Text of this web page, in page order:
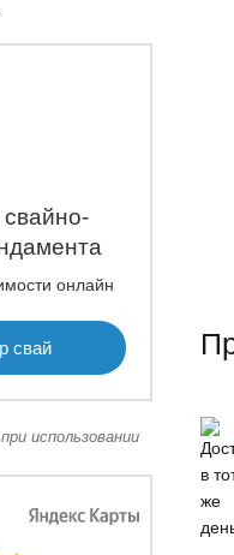
свайно-
онлайн
свай
использовании